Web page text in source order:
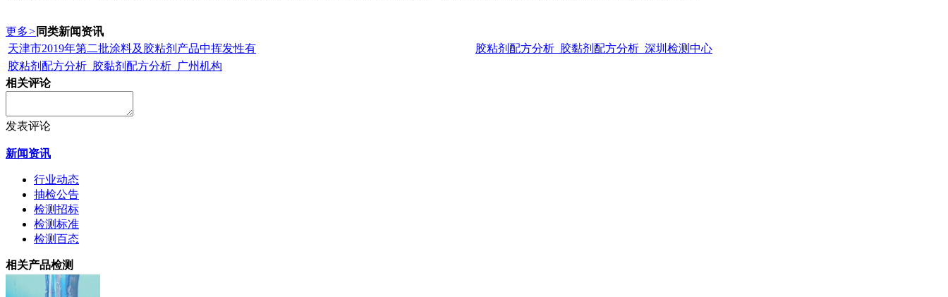
更多> 同类新闻资讯
天津市2019年第二批涂料及胶粘剂产品中挥发性有
胶粘剂配方分析_胶黏剂配方分析_深圳检测中心
胶粘剂配方分析_胶黏剂配方分析_广州机构
相关评论
发表评论
新闻资讯
行业动态
抽检公告
检测招标
检测标准
检测百态
相关产品检测